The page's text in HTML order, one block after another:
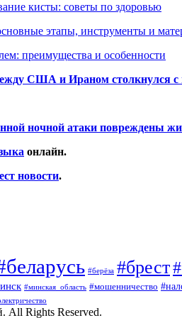
кисты: советы по здоровью
этапы, инструменты и
преимущества и особенности
США и Ираном столкнулся
ночной атаки повреждены
онлайн.
новости.
#берёза #брест
#минская_область #мошенничество
All Rights Reserved.